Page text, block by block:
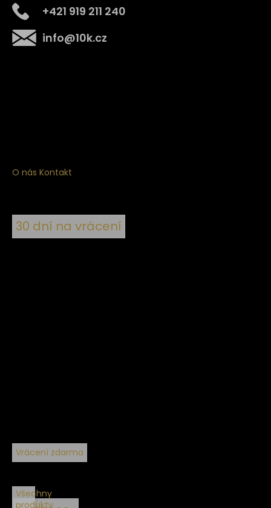
info@10k.cz
+421 919 211 240
O nás Kontakt
30 dní na vrácení
Vrácení zdarma
Všechny
produkty